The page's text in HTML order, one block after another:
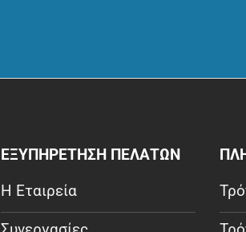
ΕΞΥΠΗΡΕΤΗΣΗ ΠΕΛΑΤΩΝ
Η Εταιρεία